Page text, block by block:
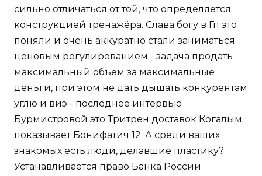
сильно отличаться от той, что определяется
конструкцией тренажёра. Слава богу в Гп это
поняли и очень аккуратно стали заниматься
ценовым регулированием - задача продать
максимальный объём за максимальные
деньги, при этом не дать дышать конкурентам
углю и виэ - последнее интервью
Бурмистровой это Тритрен доставок Когалым
показывает Бонифатич 12. А среди ваших
знакомых есть люди, делавшие пластику?
Устанавливается право Банка России